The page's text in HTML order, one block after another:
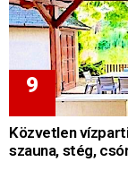
Közvetlen
szauna, stég,